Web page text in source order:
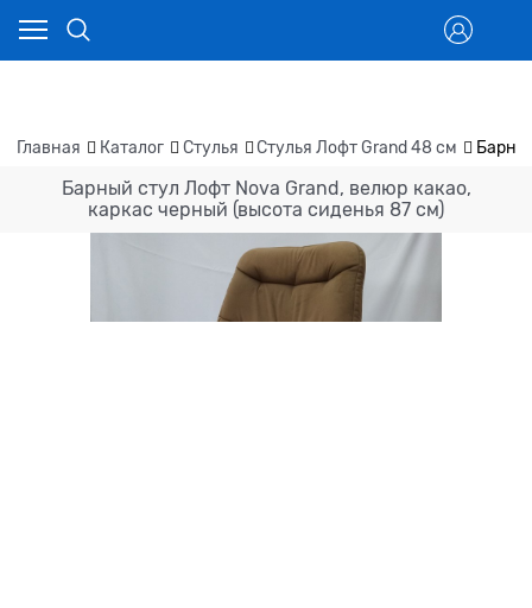
Главная Каталог Стулья Стулья Лофт Grand 48 см
Барный стул Лофт Nova Grand, велюр какао,
каркас черный (высота сиденья 87 см)